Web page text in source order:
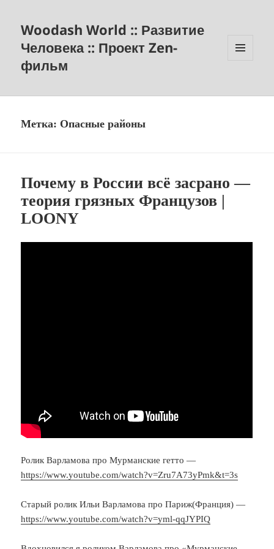
Woodash World :: Развитие
Человека :: Проект Zen-
фильм
Метка: Опасные районы
Почему в России всё засрано —
теория грязных Французов |
LOONY
Ролик Варламова про Мурманские гетто —
https://www.youtube.com/watch?v=Zru7A73yPmk&t=3s
Старый ролик Ильи Варламова про Париж(Франция) —
https://www.youtube.com/watch?v=yml-qqJYPIQ